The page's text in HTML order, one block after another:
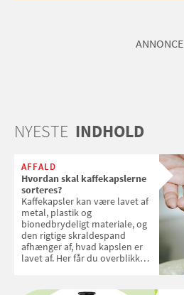
ANNONCE
NYESTE INDHOLD
AFFALD
Hvordan skal kaffekapslerne
sorteres?
Kaffekapsler kan være lavet af
metal, plastik og
bionedbrydeligt materiale, og
den rigtige skraldespand
afhænger af, hvad kapslen er
lavet af. Her får du overblikket